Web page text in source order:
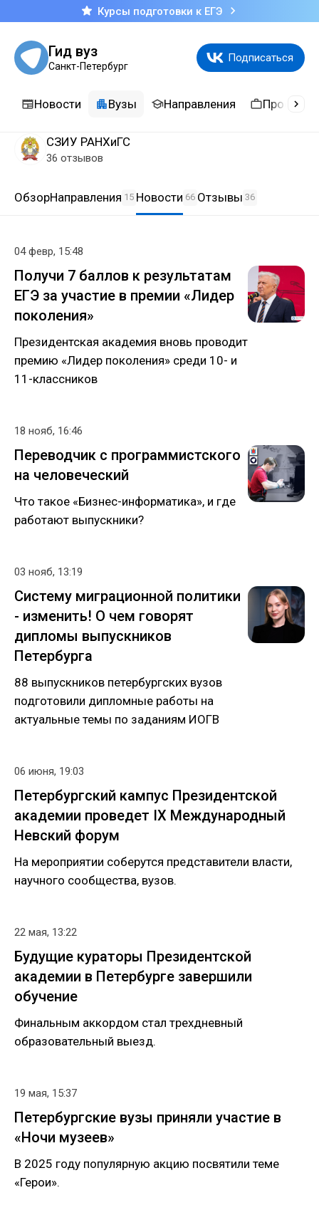
Курсы подготовки к ЕГЭ
Гид вуз
Санкт-Петербург
Подписаться
Новости Вузы Направления
СЗИУ РАНХиГС
36 отзывов
ОбзорНаправления 15 Новости 66 Отзывы 36
04 февр, 15:48
Получи 7 баллов к результатам
ЕГЭ за участие в премии «Лидер
поколения»
Президентская академия вновь проводит
премию «Лидер поколения» среди 10- и
11-классников
18 нояб, 16:46
Переводчик с программистского
на человеческий
Что такое «Бизнес-информатика», и где
работают выпускники?
03 нояб, 13:19
Систему миграционной политики
- изменить! О чем говорят
дипломы выпускников
Петербурга
88 выпускников петербургских вузов
подготовили дипломные работы на
актуальные темы по заданиям ИОГВ
06 июня, 19:03
Петербургский кампус Президентской
академии проведет IX Международный
Невский форум
На мероприятии соберутся представители власти,
научного сообщества, вузов.
22 мая, 13:22
Будущие кураторы Президентской
академии в Петербурге завершили
обучение
Финальным аккордом стал трехдневный
образовательный выезд.
19 мая, 15:37
Петербургские вузы приняли участие в
«Ночи музеев»
В 2025 году популярную акцию посвятили теме
«Герои».